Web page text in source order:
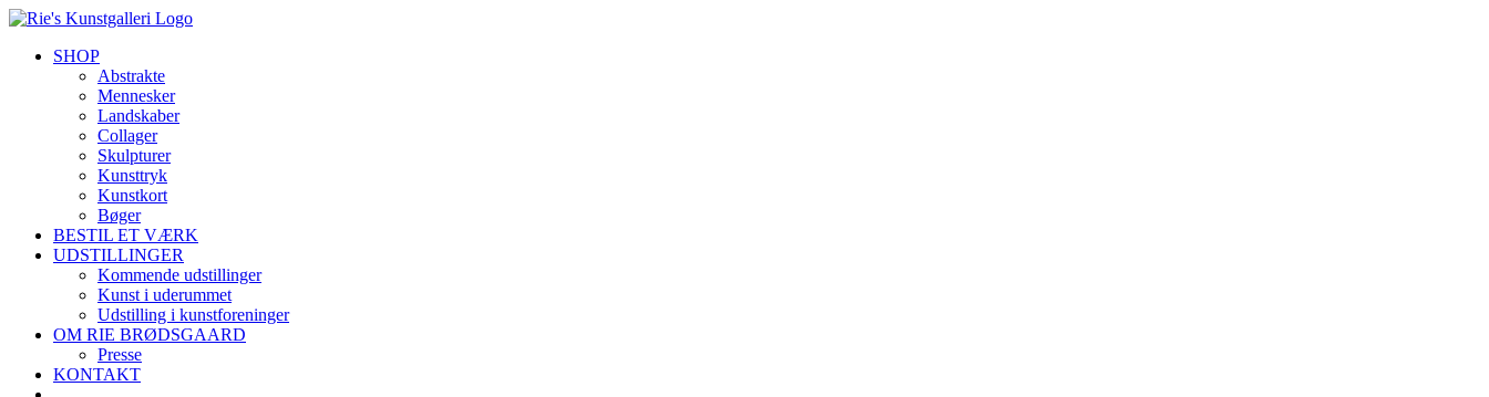
Skip
contentSHOP
Abstrakte
Mennesker
Landskaber
Collager
Skulpturer
Kunsttryk
Kunstkort
Bøger
BESTIL ET VÆRK
UDSTILLINGER
Kommende udstillinger
Kunst i uderummet
Udstilling i kunstforeninger
OM RIE BRØDSGAARD
Presse
KONTAKT